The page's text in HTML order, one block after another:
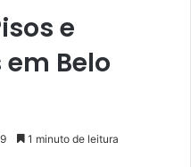
e
Belo
1 minuto de leitura